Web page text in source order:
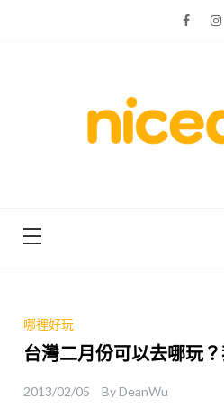
哪裡好玩
台灣二月份可以去哪玩？
2013/02/05 ByDeanWu